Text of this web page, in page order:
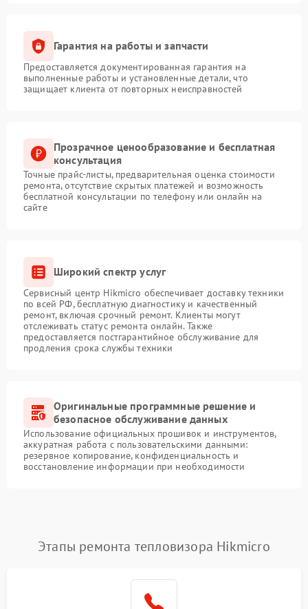
Гарантия на работы и запчасти
Предоставляется документированная гарантия на
выполненные работы и установленные детали, что
защищает клиента от повторных неисправностей
Прозрачное ценообразование и бесплатная
консультация
Точные прайс-листы, предварительная оценка стоимости
ремонта, отсутствие скрытых платежей и возможность
бесплатной консультации по телефону или онлайн на
сайте
Широкий спектр услуг
Сервисный центр Hikmicro обеспечивает доставку техники
по всей РФ, бесплатную диагностику и качественный
ремонт, включая срочный ремонт. Клиенты могут
отслеживать статус ремонта онлайн. Также
предоставляется постгарантийное обслуживание для
продления срока службы техники
Оригинальные программные решение и
безопасное обслуживание данных
Использование официальных прошивок и инструментов,
аккуратная работа с пользовательскими данными:
резервное копирование, конфиденциальность и
восстановление информации при необходимости
Этапы ремонта тепловизора Hikmicro